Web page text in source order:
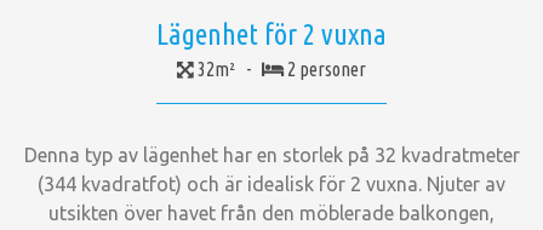
Lägenhet för 2 vuxna
32m² - 2 personer
Denna typ av lägenhet har en storlek på 32 kvadratmeter
(344 kvadratfot) och är idealisk för 2 vuxna. Njuter av
utsikten över havet från den möblerade balkongen,